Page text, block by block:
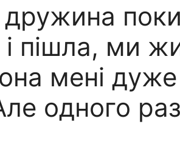
дружина
пішла, ми
мені дуже
одного